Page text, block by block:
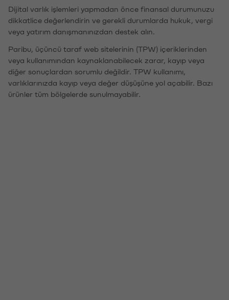
Dijital varlık işlemleri yapmadan önce finansal durumunuzu
dikkatlice değerlendirin ve gerekli durumlarda hukuk, vergi
veya yatırım danışmanınızdan destek alın.
Paribu, üçüncü taraf web sitelerinin (TPW) içeriklerinden
veya kullanımından kaynaklanabilecek zarar, kayıp veya
diğer sonuçlardan sorumlu değildir. TPW kullanımı,
varlıklarınızda kayıp veya değer düşüşüne yol açabilir. Bazı
ürünler tüm bölgelerde sunulmayabilir.